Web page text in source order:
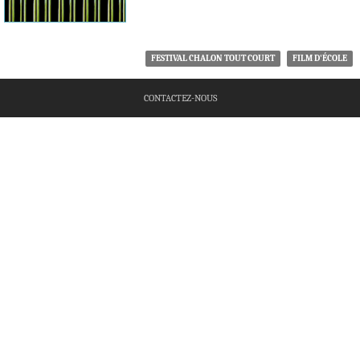
FESTIVAL CHALON TOUT COURT FILM D'ÉCOLE
CONTACTEZ-NOUS